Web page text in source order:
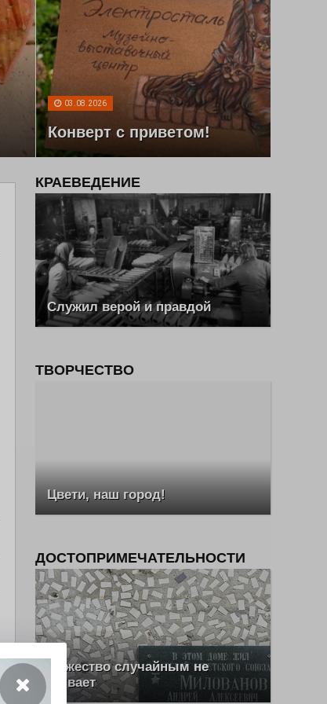
03.08.2026
Конверт с приветом!
КРАЕВЕДЕНИЕ
Служил верой и правдой
ТВОРЧЕСТВО
Цвети, наш город!
ДОСТОПРИМЕЧАТЕЛЬНОСТИ
Мужество случайным не
бывает